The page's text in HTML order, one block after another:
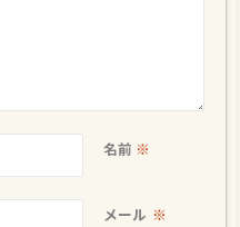
名前 ※
メール ※